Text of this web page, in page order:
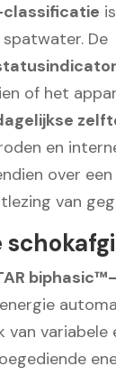
classificatie
De
of het
en
over een
van
van variabele